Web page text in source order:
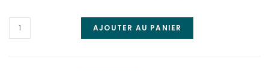
AJOUTER AU PANIER